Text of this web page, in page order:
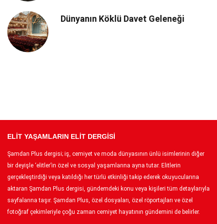
Dünyanın Köklü Davet Geleneği
ELİT YAŞAMLARIN ELİT DERGİSİ
Şamdan Plus dergisi; iş, cemiyet ve moda dünyasının ünlü isimlerinin diğer
bir deyişle ‘elitler’in özel ve sosyal yaşamlarına ayna tutar. Elitlerin
gerçekleştirdiği veya katıldığı her türlü etkinliği takip ederek okuyucularına
aktaran Şamdan Plus dergisi, gündemdeki konu veya kişileri tüm detaylarıyla
sayfalarına taşır. Şamdan Plus, özel dosyaları, özel röportajları ve özel
fotoğraf çekimleriyle çoğu zaman cemiyet hayatının gündemini de belirler.